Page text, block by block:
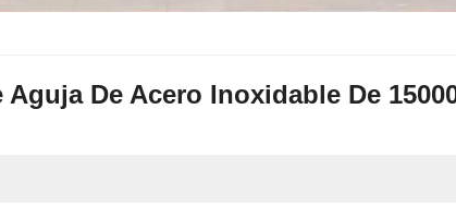
Aguja De Acero Inoxidable De